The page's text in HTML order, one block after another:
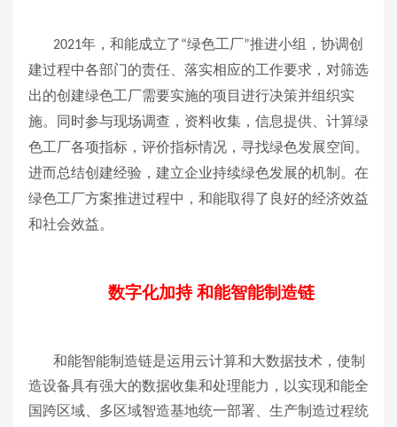
2021年，和能成立了“绿色工厂”推进小组，协调创
建过程中各部门的责任、落实相应的工作要求，对筛选
出的创建绿色工厂需要实施的项目进行决策并组织实
施。同时参与现场调查，资料收集，信息提供、计算绿
色工厂各项指标，评价指标情况，寻找绿色发展空间。
进而总结创建经验，建立企业持续绿色发展的机制。在
绿色工厂方案推进过程中，和能取得了良好的经济效益
和社会效益。
数字化加持 和能智能制造链
和能智能制造链是运用云计算和大数据技术，使制
造设备具有强大的数据收集和处理能力，以实现和能全
国跨区域、多区域智造基地统一部署、生产制造过程统